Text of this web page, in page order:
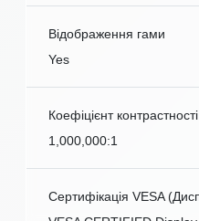
Відображення гами
Yes
Коефіцієнт контрастності
1,000,000:1
Сертифікація VESA